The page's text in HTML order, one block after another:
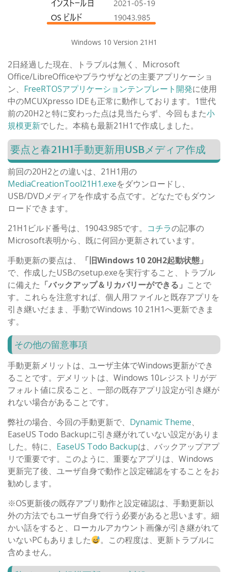
Windows 10 Version 21H1
2日経過した現在、トラブルは無く、Microsoft
Office/LibreOfficeやブラウザなどの主要アプリケーショ
ン、 FreeRTOSアプリケーションテンプレート開発に使用
中のMCUXpresso IDEも正常に動作しております。1世代
前の20H2と特に変わった点は見当たらず、今回もまた小
規模更新でした。本稿も最新21H1で作成しました。
要点と春21H1手動更新用USBメディア作成
前回の20H2との違いは、21H1用の
MediaCreationTool21H1.exeをダウンロードし、
USB/DVDメディアを作成する点です。どなたでもダウン
ロードできます。
21H1ビルド番号は、19043.985です。 コチラの記事の
Microsoft表明から、既に何回か更新されています。
手動更新の要点は、
「旧Windows 10 20H2起動状態」
で、作成したUSBのsetup.exeを実行すること、トラブル
に備えた 「バックアップ＆リカバリーができる」 ことで
す。これらを注意すれば、個人用ファイルと既存アプリを
引き継いだまま、手動でWindows 10 21H1へ更新できま
す。
その他の留意事項
手動更新メリットは、ユーザ主体でWindows更新ができ
ることです。デメリットは、Windows 10レジストリがデ
フォルト値に戻ること、一部の既存アプリ設定が引き継が
れない場合があることです。
弊社の場合、今回の手動更新で、 Dynamic Theme、
EaseUS Todo Backupに引き継がれていない設定がありま
した。特に、 EaseUS Todo Backupは、バックアップアプ
リで重要です。このように、重要なアプリは、Windows
更新完了後、ユーザ自身で動作と設定確認をすることをお
勧めします。
※OS更新後の既存アプリ動作と設定確認は、手動更新以
外の方法でもユーザ自身で行う必要があると思います。細
かい話をすると、ローカルアカウント画像が引き継がれて
いないPCもありました
。この程度は、更新トラブルに
含めません。